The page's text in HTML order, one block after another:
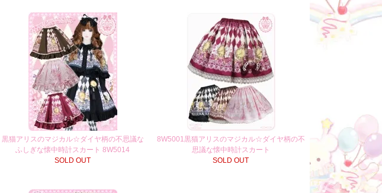
黒猫アリスのマジカル☆ダイヤ柄の不思議な
ふしぎな懐中時計スカート 8W5014
SOLD OUT
8W5001黒猫アリスのマジカル☆ダイヤ柄の不
思議な懐中時計スカート
SOLD OUT